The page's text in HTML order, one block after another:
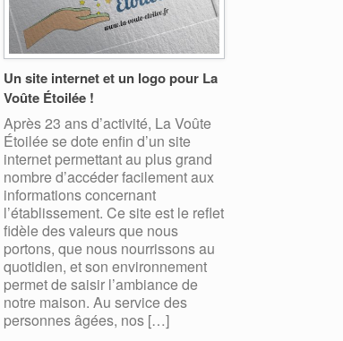
Un site internet et un logo pour La
Voûte Étoilée !
Après 23 ans d’activité, La Voûte
Étoilée se dote enfin d’un site
internet permettant au plus grand
nombre d’accéder facilement aux
informations concernant
l’établissement. Ce site est le reflet
fidèle des valeurs que nous
portons, que nous nourrissons au
quotidien, et son environnement
permet de saisir l’ambiance de
notre maison. Au service des
personnes âgées, nos […]